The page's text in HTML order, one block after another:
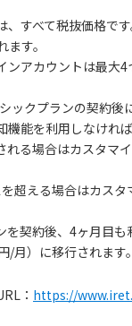
すべて税抜価格で
す。
アカウントは最大4
ックプランの契約後
機能を利用しなけれ
れる場合はカスタマ
超える場合はカスタ
契約後、4ヶ月目も
/月）に移行されます。
： https://